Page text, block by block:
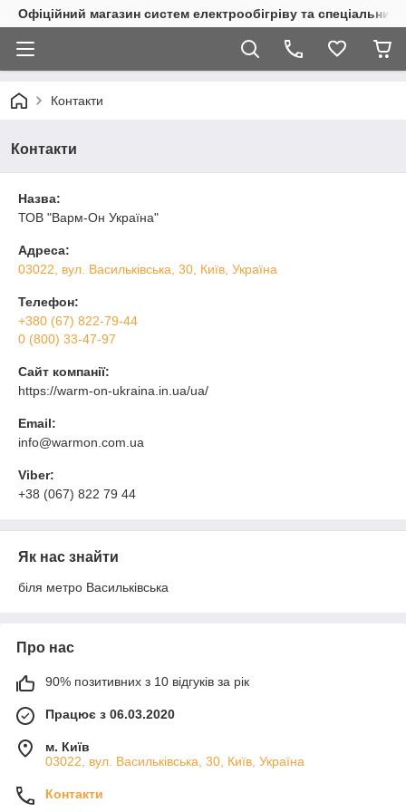
Офіційний магазин систем електрообігріву та спеціальних
Контакти
Контакти
Назва:
ТОВ "Варм-Он Україна"
Адреса:
03022, вул. Васильківська, 30, Київ, Україна
Телефон:
+380 (67) 822-79-44
0 (800) 33-47-97
Сайт компанії:
https://warm-on-ukraina.in.ua/ua/
Email:
info@warmon.com.ua
Viber:
+38 (067) 822 79 44
Як нас знайти
біля метро Васильківська
Про нас
90% позитивних з 10 відгуків за рік
Працює з 06.03.2020
м. Київ
03022, вул. Васильківська, 30, Київ, Україна
Контакти